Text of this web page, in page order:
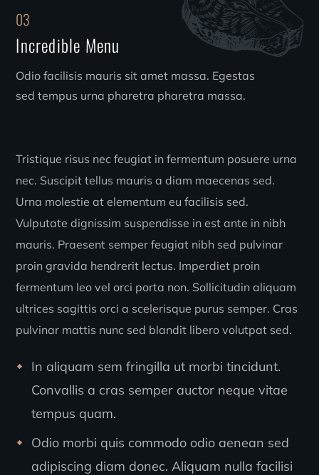
03
Incredible Menu
Odio facilisis mauris sit amet massa. Egestas
sed tempus urna pharetra pharetra massa.
Tristique risus nec feugiat in fermentum posuere urna
nec. Suscipit tellus mauris a diam maecenas sed.
Urna molestie at elementum eu facilisis sed.
Vulputate dignissim suspendisse in est ante in nibh
mauris. Praesent semper feugiat nibh sed pulvinar
proin gravida hendrerit lectus. Imperdiet proin
fermentum leo vel orci porta non. Sollicitudin aliquam
ultrices sagittis orci a scelerisque purus semper. Cras
pulvinar mattis nunc sed blandit libero volutpat sed.
In aliquam sem fringilla ut morbi tincidunt.
Convallis a cras semper auctor neque vitae
tempus quam.
Odio morbi quis commodo odio aenean sed
adipiscing diam donec. Aliquam nulla facilisi